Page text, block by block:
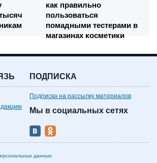
как правильно
пользоваться
помадными тестерами в
магазинах косметики
ПОДПИСКА
Подписка на рассылку материалов
Мы в социальных сетях
данных